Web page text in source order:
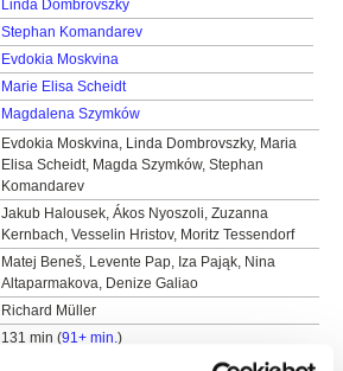
Linda Dombrovszky
Stephan Komandarev
Evdokia Moskvina
Marie Elisa Scheidt
Magdalena Szymków
Evdokia Moskvina, Linda Dombrovszky, Maria
Elisa Scheidt, Magda Szymków, Stephan
Komandarev
Jakub Halousek, Ákos Nyoszoli, Zuzanna
Kernbach, Vesselin Hristov, Moritz Tessendorf
Matej Beneš, Levente Pap, Iza Pająk, Nina
Altaparmakova, Denize Galiao
Richard Müller
131 min (91+ min.)